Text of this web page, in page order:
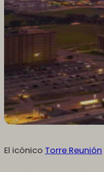
El icónico Torre Reunión